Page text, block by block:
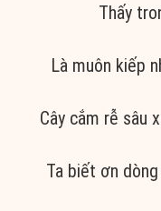
Thấy
Là muôn kiếp
Cây cắm rễ sâu
Ta biết ơn